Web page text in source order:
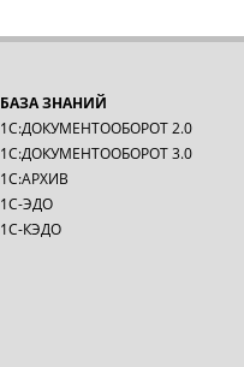
БАЗА ЗНАНИЙ
1С:ДОКУМЕНТООБОРОТ 2.0
1С:ДОКУМЕНТООБОРОТ 3.0
1С:АРХИВ
1С-ЭДО
1С-КЭДО